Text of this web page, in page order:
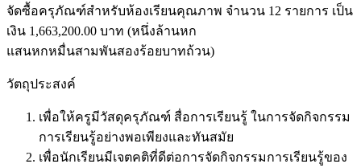
จัดซื้อครุภัณฑ์สำหรับห้องเรียนคุณภาพ จำนวน 12 รายการ เป็น
เงิน 1,663,200.00 บาท (หนึ่งล้านหก
แสนหกหมื่นสามพันสองร้อยบาทถ้วน)
วัตถุประสงค์
เพื่อให้ครูมีวัสดุครุภัณฑ์ สื่อการเรียนรู้ ในการจัดกิจกรรม
การเรียนรู้อย่างพอเพียงและทันสมัย
เพื่อนักเรียนมีเจตคติที่ดีต่อการจัดกิจกรรมการเรียนรู้ของ